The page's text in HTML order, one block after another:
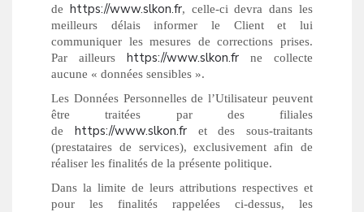
de https://www.slkon.fr, celle-ci devra dans les
meilleurs délais informer le Client et lui
communiquer les mesures de corrections prises.
Par ailleurs https://www.slkon.fr ne collecte
aucune « données sensibles ».
Les Données Personnelles de l’Utilisateur peuvent
être traitées par des filiales
de https://www.slkon.fret des sous-traitants
(prestataires de services), exclusivement afin de
réaliser les finalités de la présente politique.
Dans la limite de leurs attributions respectives et
pour les finalités rappelées ci-dessus, les